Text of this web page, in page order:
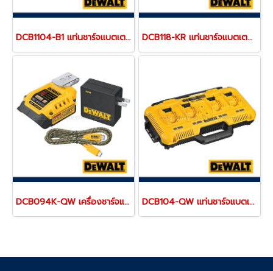
DCB1104-B1 แท่นชาร์จแบตเตอรี่ 12V/20V MAX (ใช้ชาร์จแบตเตอรี่ DEWALT ได้ทุกรุ่น) ขนาดเล็กพกพา "DEWALT" ดีวอลท์ DCB118-KR แท่นชาร์จแบตเตอรี่ 20V/60MAX (ใช้ชาร์จแบตเตอรี่ 18V,20V ขึ้นไป)"DEWALT" ดีวอลท์
DCB094K-QW เครื่องชาร์จแบตเตอรี่ 18V (20MAX) และพอร์ตชาร์จ USB-C Charging-Kit "DEWALT" ดีวอลท์ DCB104-QW แท่นชาร์จแบตเตอรี่ 4 ช่อง รุ่นชาร์จเร็ว "DEWALT" ดีวอลท์